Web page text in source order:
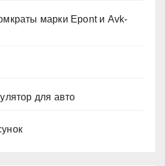
марки Epont и Avk-
для авто